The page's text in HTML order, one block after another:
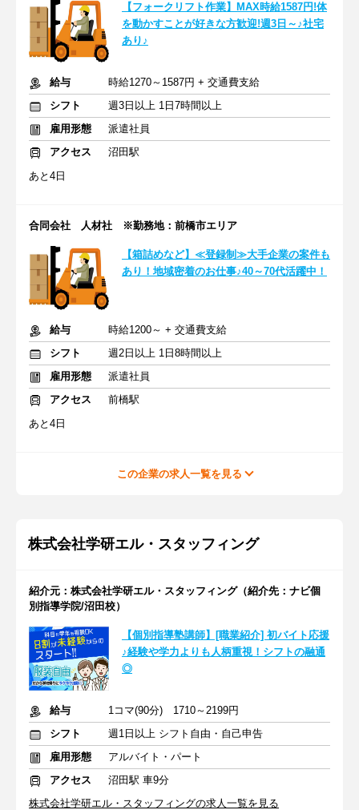
【フォークリフト作業】MAX時給1587円!体
を動かすことが好きな方歓迎!週3日～♪社宅
あり♪
給与
時給1270～1587円 + 交通費支給
シフト
週3日以上 1日7時間以上
雇用形態
派遣社員
アクセス
沼田駅
あと4日
合同会社 人材社 ※勤務地：前橋市エリア
【箱詰めなど】≪登録制≫大手企業の案件も
あり！地域密着のお仕事♪40～70代活躍中！
給与
時給1200～ + 交通費支給
シフト
週2日以上 1日8時間以上
雇用形態
派遣社員
アクセス
前橋駅
あと4日
この企業の求人一覧を見る
株式会社学研エル・スタッフィング
紹介元：株式会社学研エル・スタッフィング（紹介先：ナビ個
別指導学院/沼田校）
【個別指導塾講師】[職業紹介] 初バイト応援
♪経験や学力よりも人柄重視！シフトの融通
◎
給与
1コマ(90分) 1710～2199円
シフト
週1日以上 シフト自由・自己申告
雇用形態
アルバイト・パート
アクセス
沼田駅 車9分
株式会社学研エル・スタッフィングの求人一覧を見る